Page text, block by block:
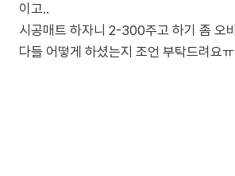
이고..
시공매트 하자니 2-300주고 하기 좀 오